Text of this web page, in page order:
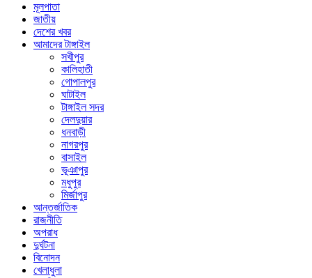
মূলপাতা
জাতীয়
দেশের খবর
আমাদের টাঙ্গাইল
সখীপুর
কালিহাতী
গোপালপুর
ঘাটাইল
টাঙ্গাইল সদর
দেলদুয়ার
ধনবাড়ী
নাগরপুর
বাসাইল
ভূঞাপুর
মধুপুর
মির্জাপুর
আন্তর্জাতিক
রাজনীতি
অপরাধ
দুর্ঘটনা
বিনোদন
খেলাধুলা